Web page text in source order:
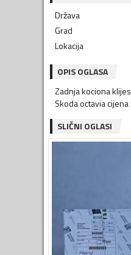
Država
Grad
Lokacija
OPIS OGLASA
Zadnja kociona
Skoda octavia
SLIČNI OGLASI